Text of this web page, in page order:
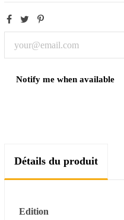
Détails du produit
Edition